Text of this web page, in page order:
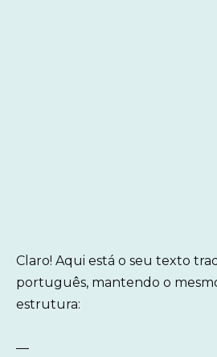
Claro! Aqui está o seu texto
português, mantendo o
estrutura:
—